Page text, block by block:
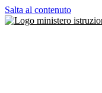
Salta al contenuto